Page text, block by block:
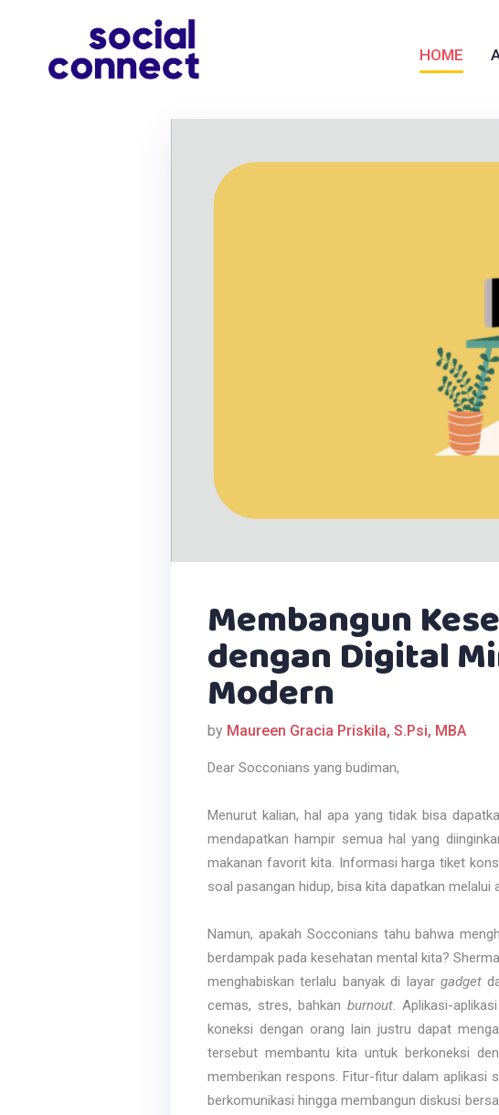
HOME
Membangun
dengan Digital
Modern
by Maureen Gracia Priskila, S.Psi, MBA
Dear Socconians yang budiman,
Menurut kalian, hal apa yang tidak bisa
mendapatkan hampir semua hal yang
makanan favorit kita. Informasi harga tiket
soal pasangan hidup, bisa kita dapatkan
Namun, apakah Socconians tahu bahwa
berdampak pada kesehatan mental kita?
menghabiskan terlalu banyak di layar gadget
cemas, stres, bahkan burnout. Aplikasi-
koneksi dengan orang lain justru dapat
tersebut membantu kita untuk berkoneksi
memberikan respons. Fitur-fitur dalam aplikasi
berkomunikasi hingga membangun diskusi